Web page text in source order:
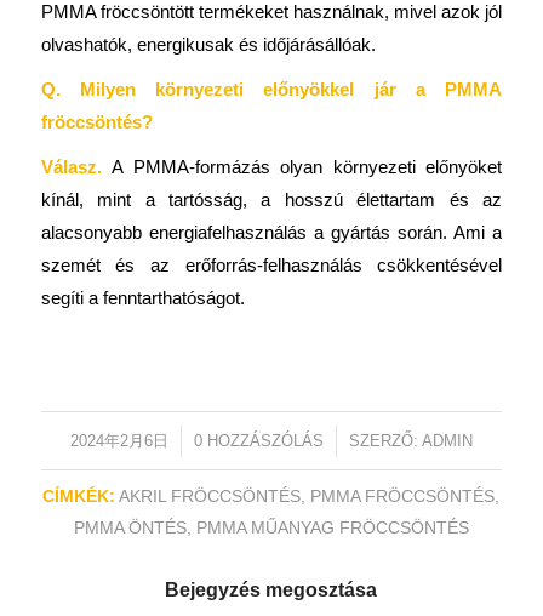
PMMA fröccsöntött termékeket használnak, mivel azok jól
olvashatók, energikusak és időjárásállóak.
Q. Milyen környezeti előnyökkel jár a PMMA
fröccsöntés?
Válasz.A PMMA-formázás olyan környezeti előnyöket
kínál, mint a tartósság, a hosszú élettartam és az
alacsonyabb energiafelhasználás a gyártás során. Ami a
szemét és az erőforrás-felhasználás csökkentésével
segíti a fenntarthatóságot.
2024年2月6日
/ 0 HOZZÁSZÓLÁS
/ SZERZŐ: ADMIN
CÍMKÉK: AKRIL FRÖCCSÖNTÉS PMMA FRÖCCSÖNTÉS
PMMA ÖNTÉS, PMMA MŰANYAG FRÖCCSÖNTÉS
Bejegyzés megosztása